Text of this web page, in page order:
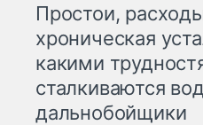
Простои,
хроническая
какими
сталкиваются
дальнобойщики